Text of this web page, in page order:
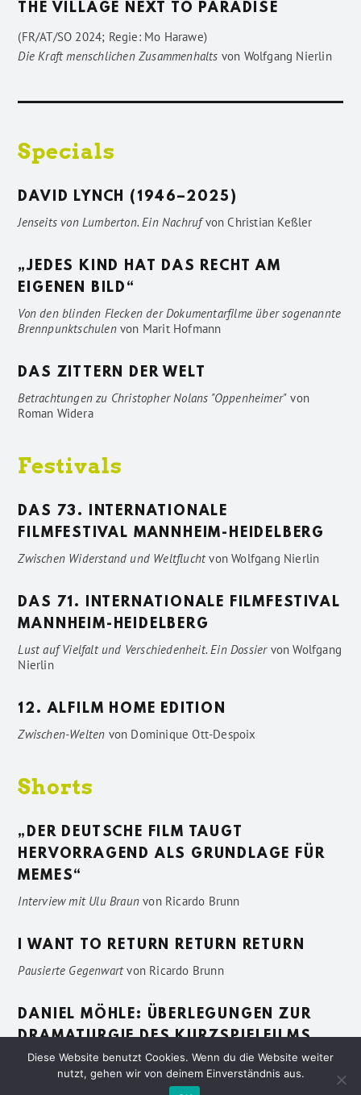
THE VILLAGE NEXT TO PARADISE
(FR/AT/SO 2024; Regie: Mo Harawe)
Die Kraft menschlichen Zusammenhalts von Wolfgang Nierlin
Specials
DAVID LYNCH (1946–2025)
Jenseits von Lumberton. Ein NachrufvonChristian Keßler
„JEDES KIND HAT DAS RECHT AM
EIGENEN BILD“
Von den blinden Flecken der Dokumentarfilme über sogenannte
Brennpunktschulenvon Marit Hofmann
DAS ZITTERN DER WELT
Betrachtungen zu Christopher Nolans "Oppenheimer" von
Roman Widera
Festivals
DAS 73. INTERNATIONALE
FILMFESTIVAL MANNHEIM-HEIDELBERG
Zwischen Widerstand und WeltfluchtvonWolfgang Nierlin
DAS 71. INTERNATIONALE FILMFESTIVAL
MANNHEIM-HEIDELBERG
Lust auf Vielfalt und Verschiedenheit. Ein DossiervonWolfgang
Nierlin
12. ALFILM HOME EDITION
Zwischen-Welten von Dominique Ott-Despoix
Shorts
„DER DEUTSCHE FILM TAUGT
HERVORRAGEND ALS GRUNDLAGE FÜR
MEMES“
Interview mit Ulu Braun von Ricardo Brunn
I WANT TO RETURN RETURN RETURN
Pausierte Gegenwartvon Ricardo Brunn
DANIEL MÖHLE: ÜBERLEGUNGEN ZUR
DRAMATURGIE DES KURZSPIELFILMS
Vage BeschreibungenvonSven Pötting
Diese Website benutzt Cookies. Wenn du die Website weiter
nutzt, gehen wir von deinem Einverständnis aus.